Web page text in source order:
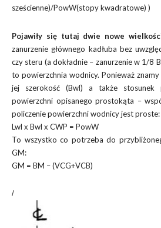
sześcienne)/PowW(stopy kwadratowe) )
Pojawiły się tutaj dwie nowe
zanurzenie głównego kadłuba bez
czy steru (a dokładnie – zanurzenie w 1/8
to powierzchnia wodnicy. Ponieważ
jej szerokość (Bwl) a także stosunek
powierzchni opisanego prostokąta –
policzenie powierzchni wodnicy jest proste:
Lwl x Bwl x CWP = PowW
To wszystko co potrzeba do
GM:
GM = BM – (VCG+VCB)
/